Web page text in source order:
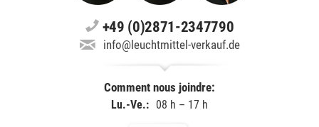
+49 (0)2871-2347790
info@leuchtmittel-verkauf.de
Comment nous joindre:
Lu.-Ve.: 08 h – 17 h